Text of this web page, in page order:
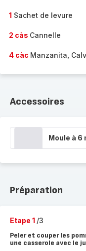
1 Sachet de levure
2 càs Cannelle
4 càc Manzanita,
Accessoires
Moule à 6
Préparation
Etape 1 /3
Peler et couper les
une casserole avec le